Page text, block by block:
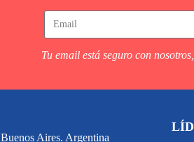
Tu email está seguro con
Buenos Aires. Argentina